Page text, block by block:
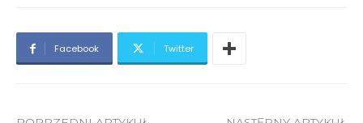
Facebook Twitter